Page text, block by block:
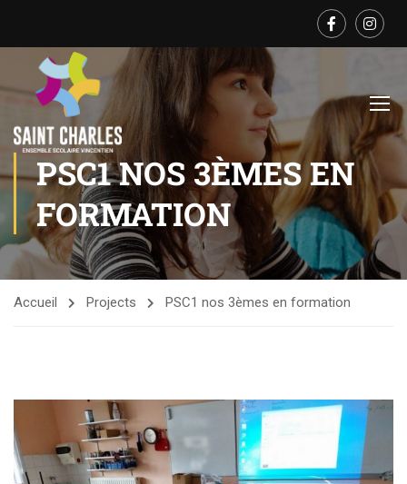
PSC1 NOS 3ÈMES EN
FORMATION
Accueil Projects PSC1 nos 3èmes en formation